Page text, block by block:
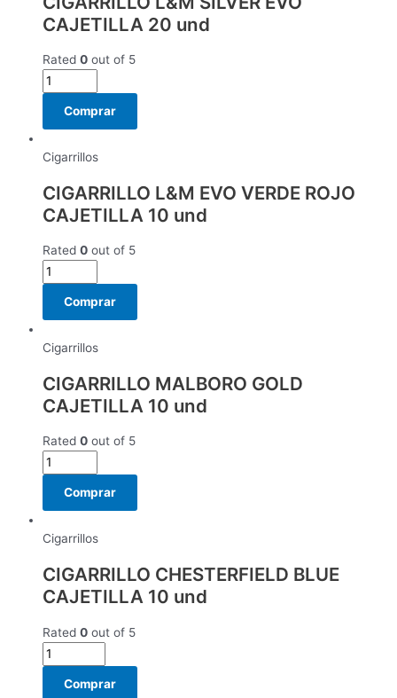
CAJETILLA 20 und
Rated 0 out of 5
Comprar
Cigarrillos
CIGARRILLO L&M EVO VERDE ROJO
CAJETILLA 10 und
Rated 0 out of 5
Comprar
Cigarrillos
CIGARRILLO MALBORO GOLD
CAJETILLA 10 und
Rated 0 out of 5
Comprar
Cigarrillos
CIGARRILLO CHESTERFIELD BLUE
CAJETILLA 10 und
Rated 0 out of 5
Comprar